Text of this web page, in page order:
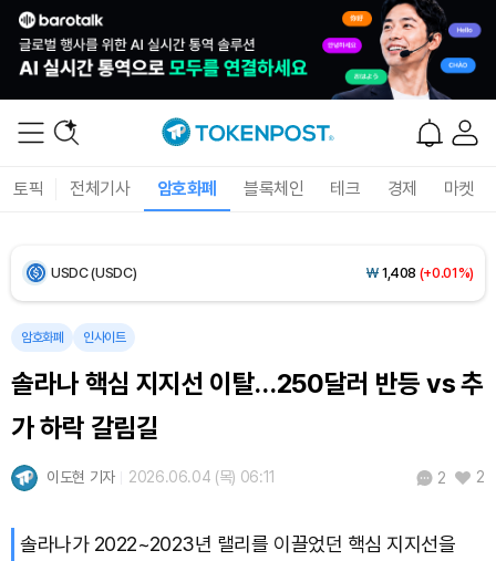
토픽 전체기사 암호화폐 블록체인 테크 경제 마켓
91,559,149(+0.15%)
Ethereum (ETH) 2,706,230(+0.37%)
Tether USDt (USDT) (+0.02%)
XRP (XRP) ₩ 1,469 (+1.54%)
Solana (SOL)
TRON (TRX) ₩ 462.6 (+0.14%)
암호화폐 인사이트
솔라나 핵심 지지선 이탈…250달러 반등 vs 추
가 하락 갈림길
이도현 기자 2026.06.04 (목) 06:11 2 2
솔라나가 2022~2023년 랠리를 이끌었던 핵심 지지선을